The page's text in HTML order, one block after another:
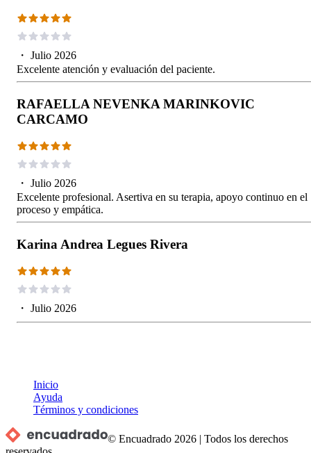
・ Julio 2026
Excelente atención y evaluación del paciente.
RAFAELLA NEVENKA MARINKOVIC
CARCAMO
・ Julio 2026
Excelente profesional. Asertiva en su terapia, apoyo continuo en el
proceso y empática.
Karina Andrea Legues Rivera
・ Julio 2026
Inicio
Ayuda
Términos y condiciones
© Encuadrado 2026 |Todos los derechos